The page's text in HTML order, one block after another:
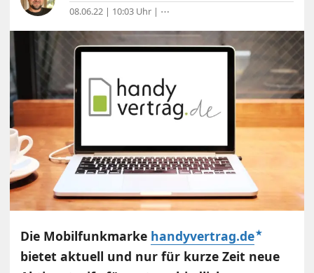
08.06.22 | 10:03 Uhr | ⋯
Die Mobilfunkmarke handyvertrag.de
bietet aktuell und nur für kurze Zeit neue